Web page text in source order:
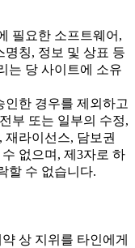
필요한 소프트웨어,
명칭, 정보 및 상표 등
는 당 사이트에 소유
인한 경우를 제외하고
부 또는 일부의 수정,
재라이선스, 담보권
없으며, 제3자로 하
할 수 없습니다.
상 지위를 타인에게